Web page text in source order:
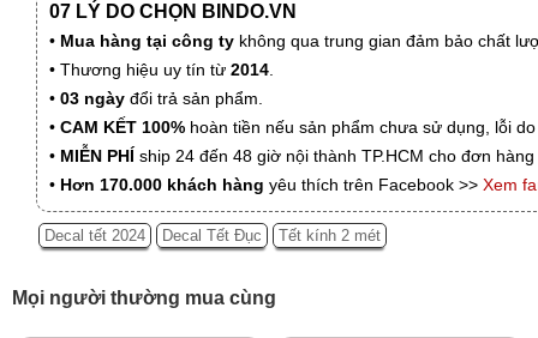
07 LÝ DO CHỌN BINDO.VN
• Mua hàng tại công ty không qua trung gian đảm bảo chất
• Thương hiệu uy tín từ 2014.
• 03 ngày đổi trả sản phẩm.
• CAM KẾT 100% hoàn tiền nếu sản phẩm chưa sử dụng, lỗi
• MIỄN PHÍ ship 24 đến 48 giờ nội thành TP.HCM cho đơn
• Hơn 170.000 khách hàng yêu thích trên Facebook >> Xem
Decal tết 2024 Decal Tết Đục Tết kính 2 mét
Mọi người thường mua cùng